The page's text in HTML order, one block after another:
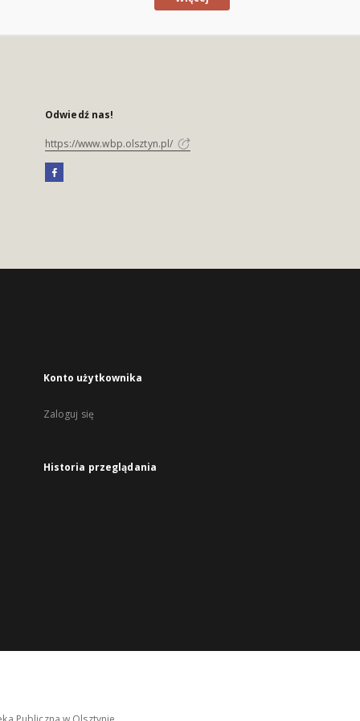
Odwiedź nas!
https://www.wbp.olsztyn.pl/
Konto użytkownika
Zaloguj się
Historia przeglądania